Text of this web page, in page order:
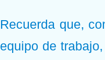
Recuerda que,
equipo de